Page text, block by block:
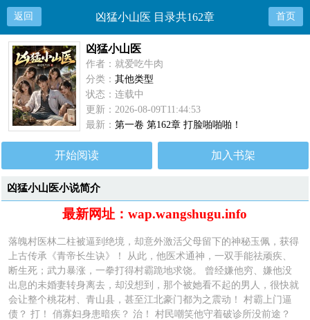
返回 凶猛小山医 目录共162章 首页
凶猛小山医
作者：就爱吃牛肉
分类：其他类型
状态：连载中
更新：2026-08-09T11:44:53
最新：第一卷 第162章 打脸啪啪啪！
开始阅读 加入书架
凶猛小山医小说简介
最新网址：wap.wangshugu.info
落魄村医林二柱被逼到绝境，却意外激活父母留下的神秘玉佩，获得
上古传承《青帝长生诀》！ 从此，他医术通神，一双手能祛顽疾、
断生死；武力暴涨，一拳打得村霸跪地求饶。 曾经嫌他穷、嫌他没
出息的未婚妻转身离去，却没想到，那个被她看不起的男人，很快就
会让整个桃花村、青山县，甚至江北豪门都为之震动！ 村霸上门逼
债？ 打！ 俏寡妇身患暗疾？ 治！ 村民嘲笑他守着破诊所没前途？